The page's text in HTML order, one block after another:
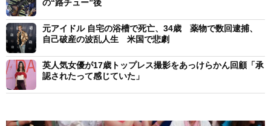
の“路チュー”後
元アイドル 自宅の浴槽で死亡、34歳 薬物で数回逮捕、
自己破産の波乱人生 米国で悲劇
英人気女優が17歳トップレス撮影をあっけらかん回顧「承
認されたって感じていた」